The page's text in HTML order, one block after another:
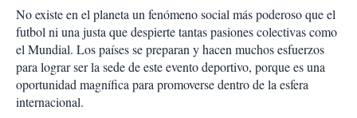
p
a
r
t
i
r
No existe en el planeta un fenómeno social más poderoso que el
futbol ni una justa que despierte tantas pasiones colectivas como
el Mundial. Los países se preparan y hacen muchos esfuerzos
para lograr ser la sede de este evento deportivo, porque es una
oportunidad magnífica para promoverse dentro de la esfera
internacional.